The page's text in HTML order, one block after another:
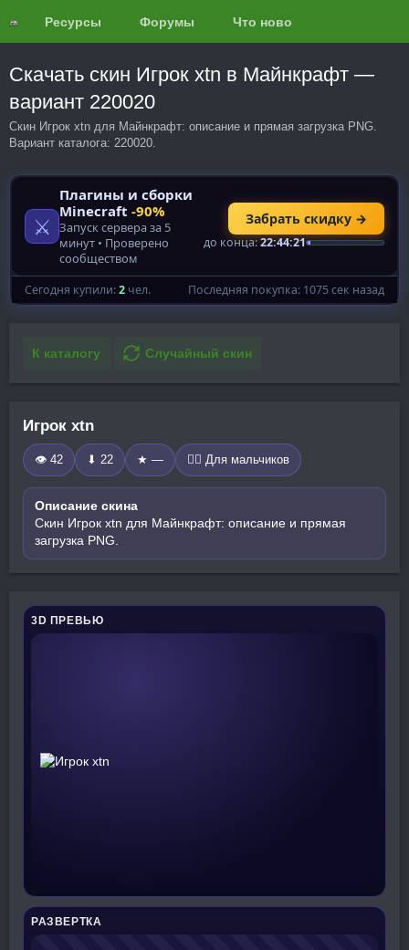
Ресурсы Форумы Что нового?
Скачать скин Игрок xtn в Майнкрафт —
вариант 220020
Скин Игрок xtn для Майнкрафт: описание и прямая загрузка PNG.
Вариант каталога: 220020.
К каталогу Случайный скин
Игрок xtn
👁 42 ⬇ 22 ★ — 🧍‍♂️ Для мальчиков
Описание скина
Скин Игрок xtn для Майнкрафт: описание и прямая
загрузка PNG.
3D ПРЕВЬЮ
РАЗВЕРТКА